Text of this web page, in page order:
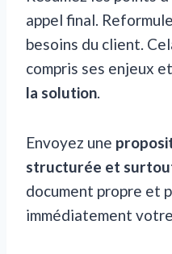
appel final.
besoins du client.
compris ses enjeux et
la solution.
Envoyez une
structurée et
document propre et
immédiatement